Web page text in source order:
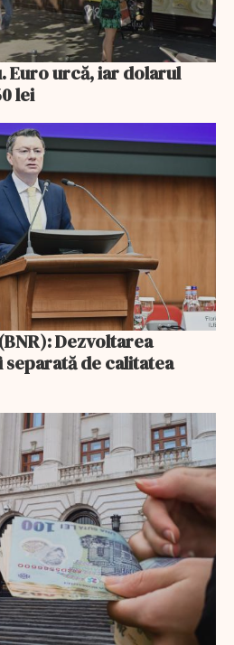
Euro urcă, iar dolarul
lei
Dezvoltarea
de calitatea